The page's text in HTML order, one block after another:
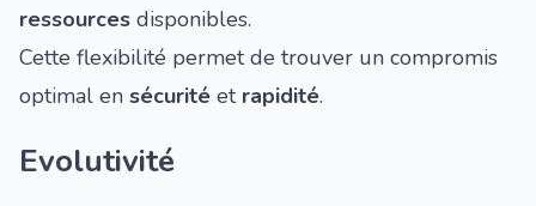
ressources disponibles.
Cette flexibilité permet de trouver un compromis
optimal en sécurité et rapidité.
Evolutivité